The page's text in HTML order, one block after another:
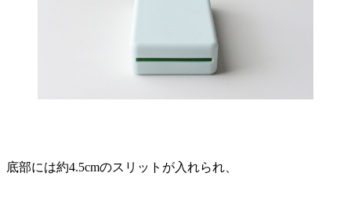
底部には約4.5cmのスリットが入れられ、